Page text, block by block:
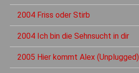
2004 Friss oder Stirb
2004 Ich bin die Sehnsucht in dir
2005 Hier kommt Alex (Unplugged)